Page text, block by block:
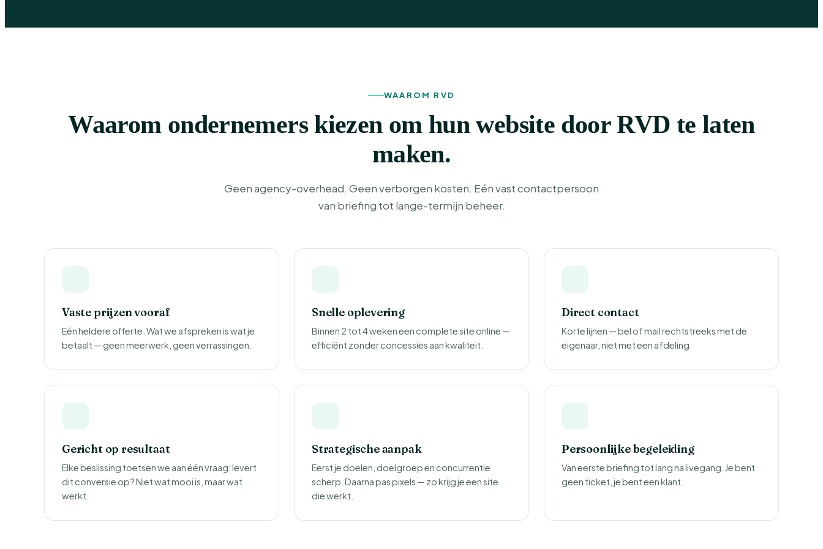
WAAROM RVD
Waarom ondernemers kiezen om hun website door RVD te laten
maken.
Geen agency-overhead. Geen verborgen kosten. Eén vast contactpersoon
van briefing tot lange-termijn beheer.
Vaste prijzen vooraf
Eén heldere offerte. Wat we afspreken is wat je
betaalt — geen meerwerk, geen verrassingen.
Snelle oplevering
Binnen 2 tot 4 weken een complete site online —
efficiënt zonder concessies aan kwaliteit.
Direct contact
Korte lijnen — bel of mail rechtstreeks met de
eigenaar, niet met een afdeling.
Gericht op resultaat
Elke beslissing toetsen we aan één vraag: levert
dit conversie op? Niet wat mooi is, maar wat
werkt.
Strategische aanpak
Eerst je doelen, doelgroep en concurrentie
scherp. Daarna pas pixels — zo krijg je een site
die werkt.
Persoonlijke begeleiding
Van eerste briefing tot lang na livegang. Je bent
geen ticket, je bent een klant.